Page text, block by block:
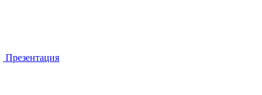
Презентация